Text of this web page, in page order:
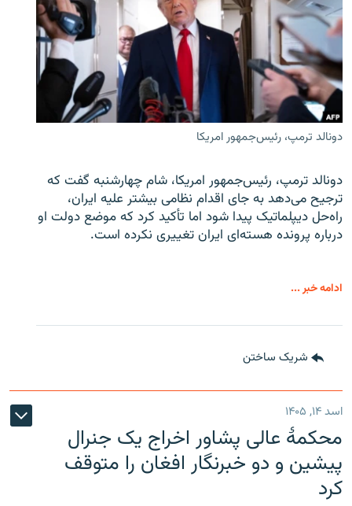
دونالد ترمپ، رئیس‌جمهور امریکا
دونالد ترمپ، رئیس‌جمهور امریکا، شام چهارشنبه گفت که
ترجیح می‌دهد به جای اقدام نظامی بیشتر علیه ایران،
راه‌حل دیپلماتیک پیدا شود اما تأکید کرد که موضع دولت او
درباره پرونده هسته‌ای ایران تغییری نکرده است.
ادامه خبر ...
شریک ساختن
اسد ۱۴, ۱۴۰۵
محکمۀ عالی پشاور اخراج یک جنرال
پیشین و دو خبرنگار افغان را متوقف
کرد